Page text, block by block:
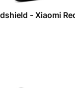
- Xiaomi